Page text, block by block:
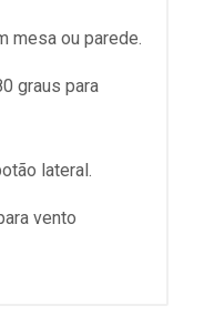
mesa ou parede.
graus para
lateral.
vento